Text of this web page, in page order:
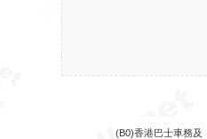
(B0)香港巴士車務及